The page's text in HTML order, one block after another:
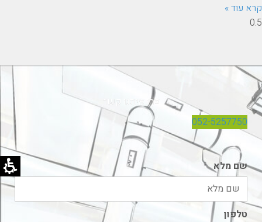
קרא עוד »
צרו איתנו קשר
052-5257750
שם מלא
טלפון